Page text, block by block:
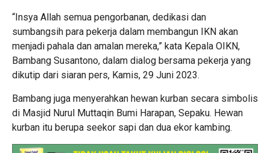
“Insya Allah semua pengorbanan, dedikasi dan
sumbangsih para pekerja dalam membangun IKN akan
menjadi pahala dan amalan mereka,” kata Kepala OIKN,
Bambang Susantono, dalam dialog bersama pekerja yang
dikutip dari siaran pers, Kamis, 29 Juni 2023.
Bambang juga menyerahkan hewan kurban secara simbolis
di Masjid Nurul Muttaqin Bumi Harapan, Sepaku. Hewan
kurban itu berupa seekor sapi dan dua ekor kambing.